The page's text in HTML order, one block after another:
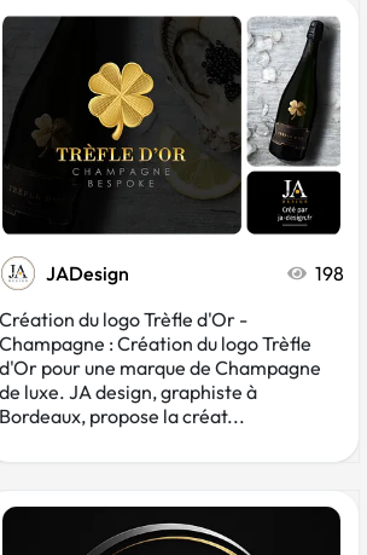
JADesign
198
Création du logo Trèfle d'Or -
Champagne : Création du logo Trèfle
d'Or pour une marque de Champagne
de luxe. JA design, graphiste à
Bordeaux, propose la créat...